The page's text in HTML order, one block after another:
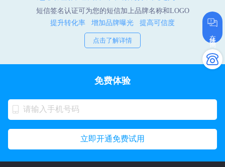
短信签名认证可为您的短信加上品牌名称和LOGO
提升转化率 增加品牌曝光 提高可信度
点击了解详情
在线咨询
免费体验
立即开通免费试用